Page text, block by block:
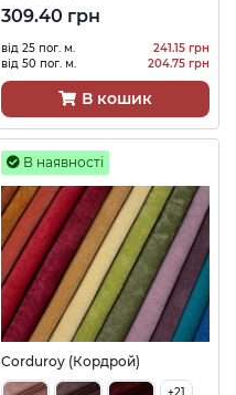
309.40 грн
від 25 пог. м.
241.15 грн
від 50 пог. м.
204.75 грн
В кошик
В наявності
Corduroy (Кордрой)